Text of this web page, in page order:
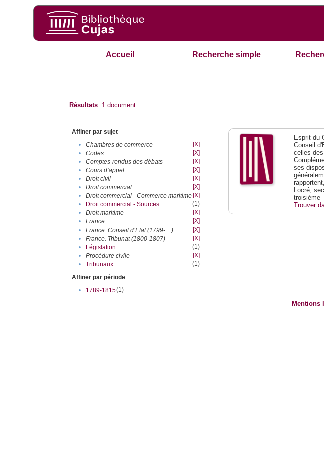
Accueil Recherche simple
Résultats 1 document
Affiner par sujet
•
Chambres de commerce
[X]
•
Codes
[X]
•
Comptes-rendus des débats
[X]
•
Cours d’appel
[X]
•
Droit civil
[X]
•
Droit commercial
[X]
•
Droit commercial - Commerce maritime [X]
•
Droit commercial - Sources
(1)
•
Droit maritime
[X]
•
France
[X]
•
France. Conseil d’Etat (1799-....)
[X]
•
France. Tribunat (1800-1807)
[X]
•
Législation
(1)
•
Procédure civile
[X]
•
Tribunaux
(1)
Affiner par période
•
1789-1815(1)
Esprit du
Conseil
celles
ses
Locré,
troisième
Trouver
Mentions